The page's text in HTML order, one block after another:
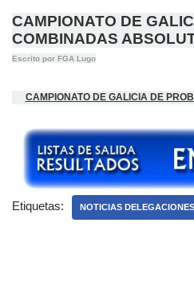
CAMPIONATO DE
COMBINADAS
Escrito por FGA Lugo
CAMPIONATO DE GALICIA DE
Etiquetas: NOTICIAS DELEGACIONES